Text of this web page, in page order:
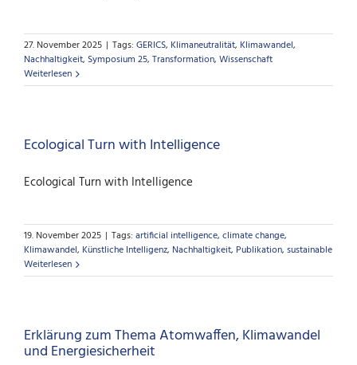
27. November 2025 | Tags: GERICS, Klimaneutralität, Klimawandel,
Nachhaltigkeit, Symposium 25, Transformation, Wissenschaft
Weiterlesen
Ecological Turn with Intelligence
Ecological Turn with Intelligence
19. November 2025 | Tags: artificial intelligence, climate change,
Klimawandel, Künstliche Intelligenz, Nachhaltigkeit, Publikation, sustainable
Weiterlesen
Erklärung zum Thema Atomwaffen, Klimawandel
und Energiesicherheit